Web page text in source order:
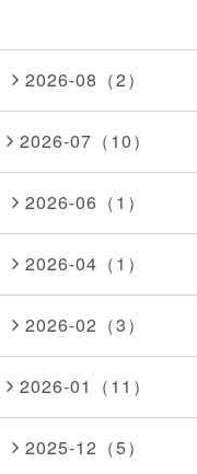
2026-08（2）
2026-07（10）
2026-06（1）
2026-04（1）
2026-02（3）
2026-01（11）
2025-12（5）